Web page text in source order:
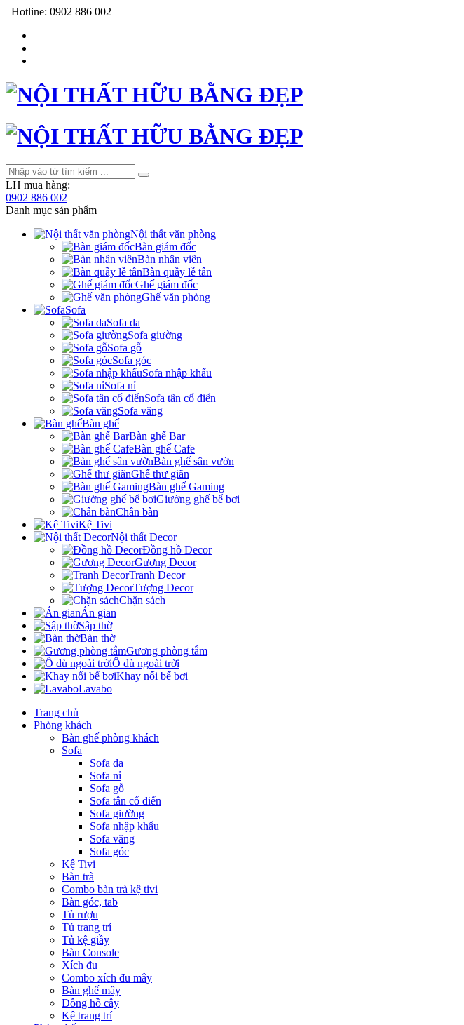
Hotline: 0902 886 002
LH mua hàng:
0902 886 002
Danh mục sản phẩm
Nội thất văn phòng
Bàn giám đốc
Bàn nhân viên
Bàn quầy lễ tân
Ghế giám đốc
Ghế văn phòng
Sofa
Sofa da
Sofa giường
Sofa gỗ
Sofa góc
Sofa nhập khẩu
Sofa nỉ
Sofa tân cổ điển
Sofa văng
Bàn ghế
Bàn ghế Bar
Bàn ghế Cafe
Bàn ghế sân vườn
Ghế thư giãn
Bàn ghế Gaming
Giường ghế bể bơi
Chân bàn
Kệ Tivi
Nội thất Decor
Đồng hồ Decor
Gương Decor
Tranh Decor
Tượng Decor
Chặn sách
Án gian
Sập thờ
Bàn thờ
Gương phòng tắm
Ô dù ngoài trời
Khay nổi bể bơi
Lavabo
Trang chủ
Phòng khách
Bàn ghế phòng khách
Sofa
Sofa da
Sofa nỉ
Sofa gỗ
Sofa tân cổ điển
Sofa giường
Sofa nhập khẩu
Sofa văng
Sofa góc
Kệ Tivi
Bàn trà
Combo bàn trà kệ tivi
Bàn góc, tab
Tủ rượu
Tủ trang trí
Tủ kệ giầy
Bàn Console
Xích đu
Combo xích đu mây
Bàn ghế mây
Đồng hồ cây
Kệ trang trí